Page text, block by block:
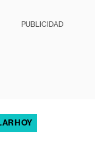
PUBLICIDAD
HOY